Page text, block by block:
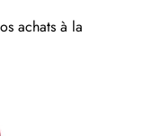
achats à la